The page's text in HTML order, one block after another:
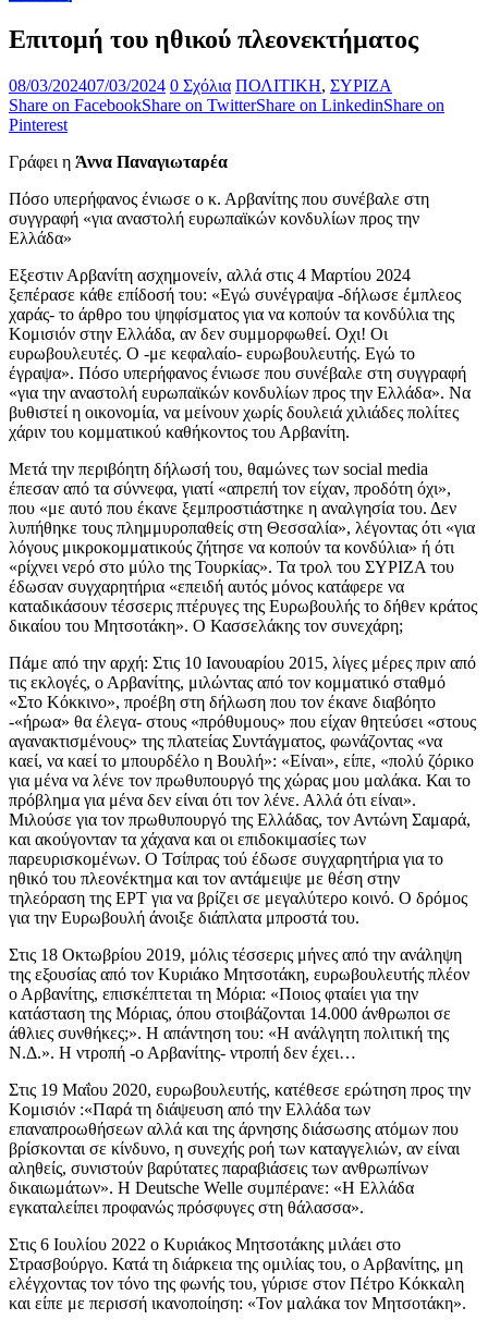
Επιτομή του ηθικού πλεονεκτήματος
08/03/202407/03/2024 0 Σχόλια ΠΟΛΙΤΙΚΗ, ΣΥΡΙΖΑ
Share on FacebookShare on TwitterShare on LinkedinShare on
Pinterest
Γράφει η Άννα Παναγιωταρέα
Πόσο υπερήφανος ένιωσε ο κ. Αρβανίτης που συνέβαλε στη
συγγραφή «για αναστολή ευρωπαϊκών κονδυλίων προς την
Ελλάδα»
Εξεστιν Αρβανίτη ασχημονείν, αλλά στις 4 Μαρτίου 2024
ξεπέρασε κάθε επίδοσή του: «Εγώ συνέγραψα -δήλωσε έμπλεος
χαράς- το άρθρο του ψηφίσματος για να κοπούν τα κονδύλια της
Κομισιόν στην Ελλάδα, αν δεν συμμορφωθεί. Οχι! Οι
ευρωβουλευτές. Ο -με κεφαλαίο- ευρωβουλευτής. Εγώ το
έγραψα». Πόσο υπερήφανος ένιωσε που συνέβαλε στη συγγραφή
«για την αναστολή ευρωπαϊκών κονδυλίων προς την Ελλάδα». Να
βυθιστεί η οικονομία, να μείνουν χωρίς δουλειά χιλιάδες πολίτες
χάριν του κομματικού καθήκοντος του Αρβανίτη.
Μετά την περιβόητη δήλωσή του, θαμώνες των social media
έπεσαν από τα σύννεφα, γιατί «απρεπή τον είχαν, προδότη όχι»,
που «με αυτό που έκανε ξεμπροστιάστηκε η αναλγησία του. Δεν
λυπήθηκε τους πλημμυροπαθείς στη Θεσσαλία», λέγοντας ότι «για
λόγους μικροκομματικούς ζήτησε να κοπούν τα κονδύλια» ή ότι
«ρίχνει νερό στο μύλο της Τουρκίας». Τα τρολ του ΣΥΡΙΖΑ του
έδωσαν συγχαρητήρια «επειδή αυτός μόνος κατάφερε να
καταδικάσουν τέσσερις πτέρυγες της Ευρωβουλής το δήθεν κράτος
δικαίου του Μητσοτάκη». Ο Κασσελάκης τον συνεχάρη;
Πάμε από την αρχή: Στις 10 Ιανουαρίου 2015, λίγες μέρες πριν από
τις εκλογές, ο Αρβανίτης, μιλώντας από τον κομματικό σταθμό
«Στο Κόκκινο», προέβη στη δήλωση που τον έκανε διαβόητο
-«ήρωα» θα έλεγα- στους «πρόθυμους» που είχαν θητεύσει «στους
αγανακτισμένους» της πλατείας Συντάγματος, φωνάζοντας «να
καεί, να καεί το μπουρδέλο η Βουλή»: «Είναι», είπε, «πολύ ζόρικο
για μένα να λένε τον πρωθυπουργό της χώρας μου μαλάκα. Και το
πρόβλημα για μένα δεν είναι ότι τον λένε. Αλλά ότι είναι».
Μιλούσε για τον πρωθυπουργό της Ελλάδας, τον Αντώνη Σαμαρά,
και ακούγονταν τα χάχανα και οι επιδοκιμασίες των
παρευρισκομένων. Ο Τσίπρας τού έδωσε συγχαρητήρια για το
ηθικό του πλεονέκτημα και τον αντάμειψε με θέση στην
τηλεόραση της ΕΡΤ για να βρίζει σε μεγαλύτερο κοινό. Ο δρόμος
για την Ευρωβουλή άνοιξε διάπλατα μπροστά του.
Στις 18 Οκτωβρίου 2019, μόλις τέσσερις μήνες από την ανάληψη
της εξουσίας από τον Κυριάκο Μητσοτάκη, ευρωβουλευτής πλέον
ο Αρβανίτης, επισκέπτεται τη Μόρια: «Ποιος φταίει για την
κατάσταση της Μόριας, όπου στοιβάζονται 14.000 άνθρωποι σε
άθλιες συνθήκες;». Η απάντηση του: «Η ανάλγητη πολιτική της
Ν.Δ.». Η ντροπή -ο Αρβανίτης- ντροπή δεν έχει…
Στις 19 Μαΐου 2020, ευρωβουλευτής, κατέθεσε ερώτηση προς την
Κομισιόν :«Παρά τη διάψευση από την Ελλάδα των
επαναπροωθήσεων αλλά και της άρνησης διάσωσης ατόμων που
βρίσκονται σε κίνδυνο, η συνεχής ροή των καταγγελιών, αν είναι
αληθείς, συνιστούν βαρύτατες παραβιάσεις των ανθρωπίνων
δικαιωμάτων». Η Deutsche Welle συμπέρανε: «Η Ελλάδα
εγκαταλείπει προφανώς πρόσφυγες στη θάλασσα».
Στις 6 Ιουλίου 2022 ο Κυριάκος Μητσοτάκης μιλάει στο
Στρασβούργο. Κατά τη διάρκεια της ομιλίας του, ο Αρβανίτης, μη
ελέγχοντας τον τόνο της φωνής του, γύρισε στον Πέτρο Κόκκαλη
και είπε με περισσή ικανοποίηση: «Τον μαλάκα τον Μητσοτάκη».